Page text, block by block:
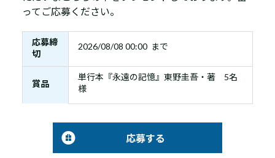
ってご応募ください。
応募締
切
2026/08/08 00:00 まで
賞品
単行本『永遠の記憶』東野圭吾・著 5名
様
応募する